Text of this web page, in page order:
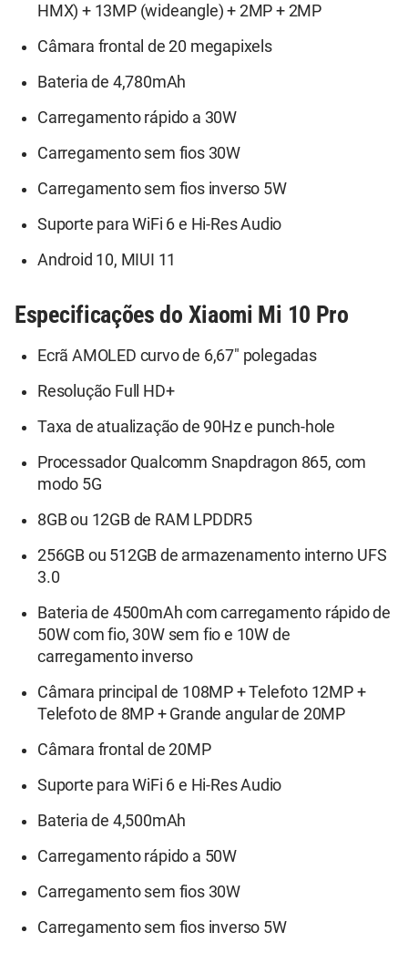
HMX) + 13MP (wideangle) + 2MP + 2MP
Câmara frontal de 20 megapixels
Bateria de 4,780mAh
Carregamento rápido a 30W
Carregamento sem fios 30W
Carregamento sem fios inverso 5W
Suporte para WiFi 6 e Hi-Res Audio
Android 10, MIUI 11
Especificações do Xiaomi Mi 10 Pro
Ecrã AMOLED curvo de 6,67" polegadas
Resolução Full HD+
Taxa de atualização de 90Hz e punch-hole
Processador Qualcomm Snapdragon 865, com
modo 5G
8GB ou 12GB de RAM LPDDR5
256GB ou 512GB de armazenamento interno UFS
3.0
Bateria de 4500mAh com carregamento rápido de
50W com fio, 30W sem fio e 10W de
carregamento inverso
Câmara principal de 108MP + Telefoto 12MP +
Telefoto de 8MP + Grande angular de 20MP
Câmara frontal de 20MP
Suporte para WiFi 6 e Hi-Res Audio
Bateria de 4,500mAh
Carregamento rápido a 50W
Carregamento sem fios 30W
Carregamento sem fios inverso 5W